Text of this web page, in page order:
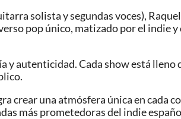
solista y segundas voces),
pop único, matizado por el indie
autenticidad. Cada show está lleno
crear una atmósfera única en cada
más prometedoras del indie